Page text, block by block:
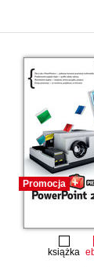
Promocja
książka